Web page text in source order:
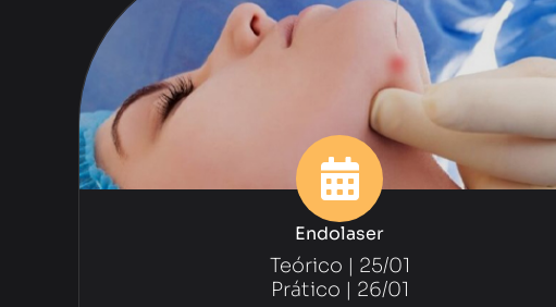
Endolaser
Teórico | 25/01
Prático | 26/01